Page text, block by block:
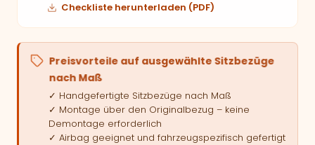
Checkliste herunterladen (PDF)
Preisvorteile auf ausgewählte Sitzbezüge
nach Maß
✓ Handgefertigte Sitzbezüge nach Maß
✓ Montage über den Originalbezug – keine
Demontage erforderlich
✓ Airbag geeignet und fahrzeugspezifisch gefertigt